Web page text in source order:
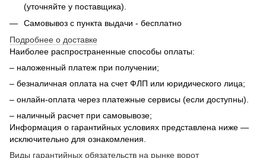
(уточняйте у поставщика).
Самовывоз с пункта выдачи - бесплатно
Подробнее о доставке
Наиболее распространенные способы оплаты:
– наложенный платеж при получении;
– безналичная оплата на счет ФЛП или юридического лица;
– онлайн-оплата через платежные сервисы (если доступны).
– наличный расчет при самовывозе;
Информация о гарантийных условиях представлена ниже —
исключительно для ознакомления.
Виды гарантийных обязательств на рынке ворот